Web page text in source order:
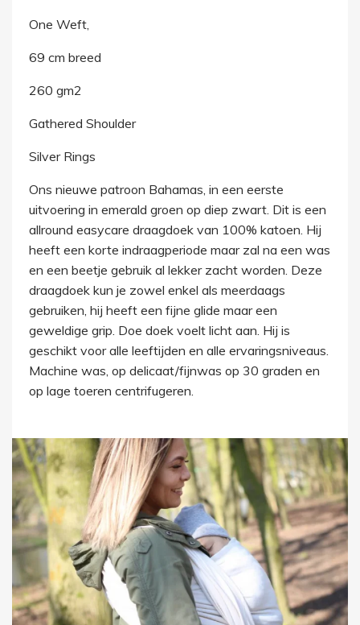
One Weft,
69 cm breed
260 gm2
Gathered Shoulder
Silver Rings
Ons nieuwe patroon Bahamas, in een eerste
uitvoering in emerald groen op diep zwart. Dit is een
allround easycare draagdoek van 100% katoen. Hij
heeft een korte indraagperiode maar zal na een was
en een beetje gebruik al lekker zacht worden. Deze
draagdoek kun je zowel enkel als meerdaags
gebruiken, hij heeft een fijne glide maar een
geweldige grip. Doe doek voelt licht aan. Hij is
geschikt voor alle leeftijden en alle ervaringsniveaus.
Machine was, op delicaat/fijnwas op 30 graden en
op lage toeren centrifugeren.